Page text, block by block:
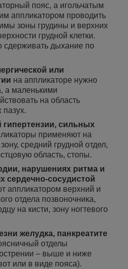
пояс, а игольчатым
аппликатором проводить
зоны грудины и верхних
грудной клетки.
сдерживать дыхание по
или
на аппликаторе нужно
а маленькими
на область
гипертензии, сильных
применяют на
средний грудной отдел,
область, стопы.
нарушениях ритма и
сердечно-сосудистой
аппликатором верхний и
отдела позвоночника,
на кисти, зону ногтевого
желудка, панкреатите
отделы
– выше и ниже
или в виде пояса).